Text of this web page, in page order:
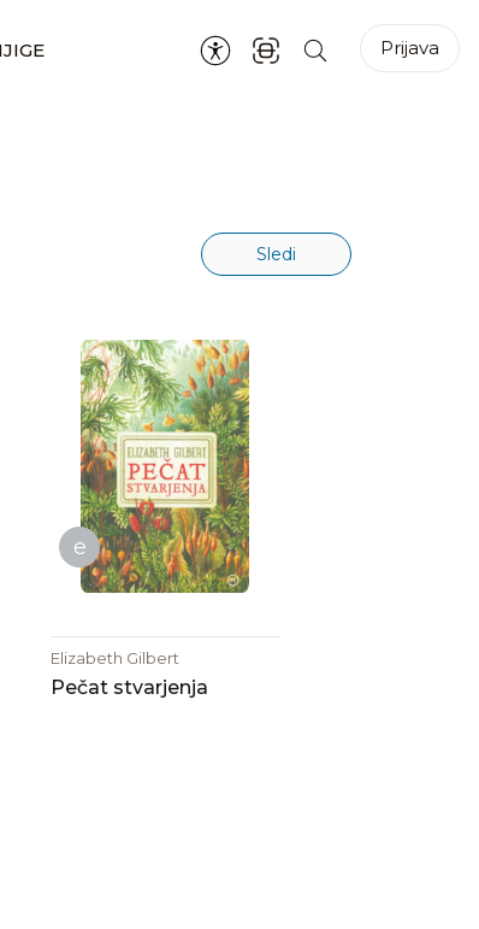
Prijava
Sledi
e
Elizabeth Gilbert
Pečat stvarjenja